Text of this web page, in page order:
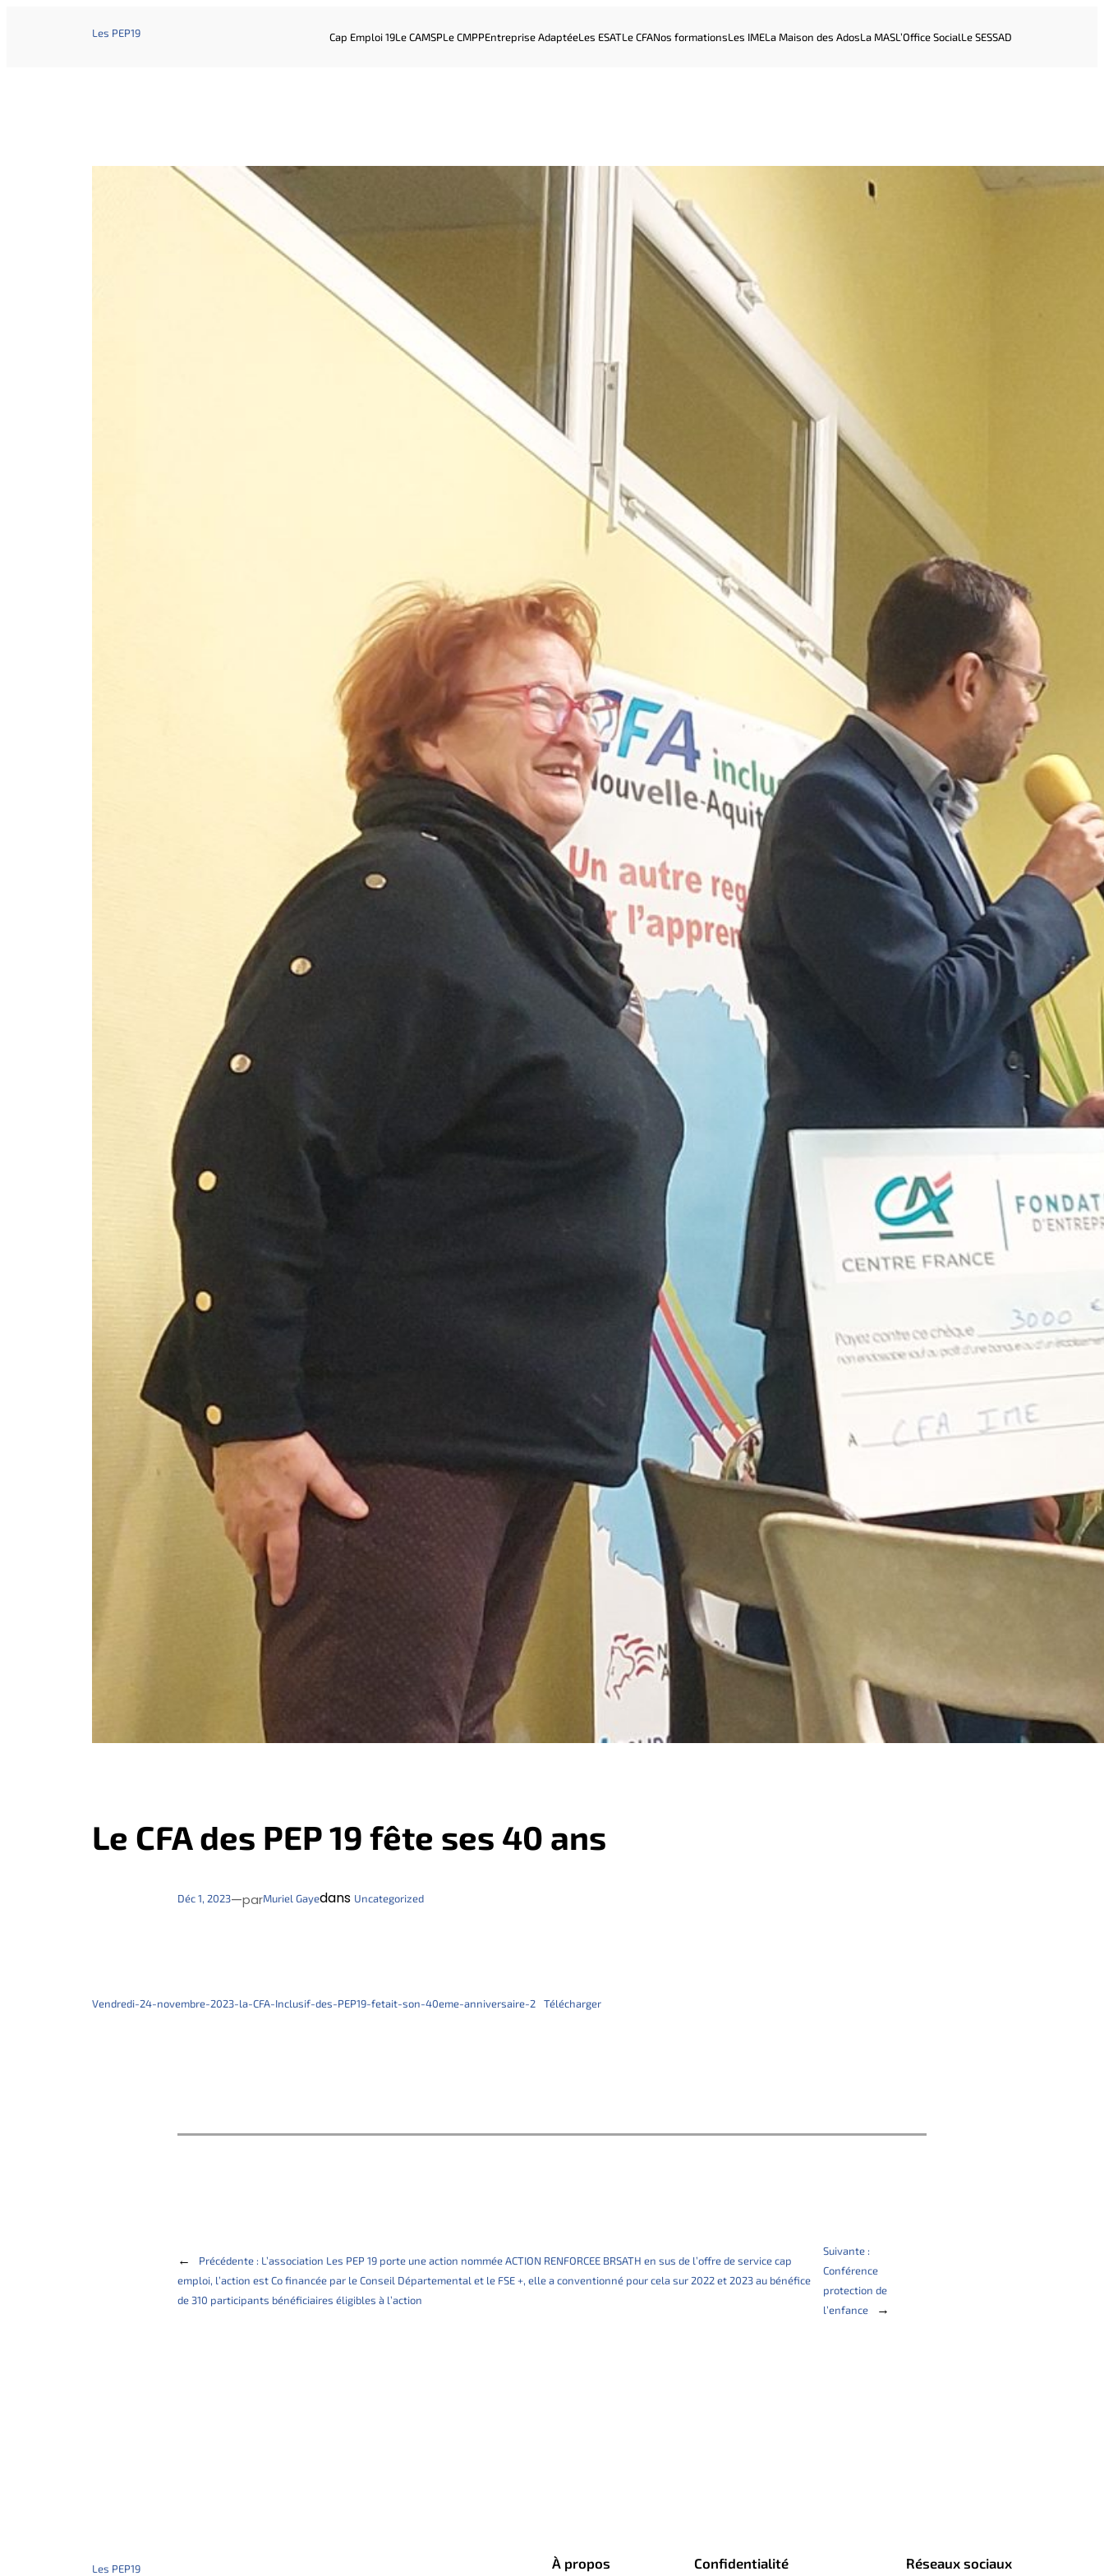
Les PEP19 Cap Emploi 19Le CAMSPLe CMPPEntreprise AdaptéeLes ESATLe CFANos formationsLes IMELa Maison des AdosLa MASL’Office SocialLe SESSAD
Le CFA des PEP 19 fête ses 40 ans
Déc 1, 2023—parMuriel Gayedans Uncategorized
Vendredi-24-novembre-2023-la-CFA-Inclusif-des-PEP19-fetait-son-40eme-anniversaire-2 Télécharger
← Précédente : L’association Les PEP 19 porte une action nommée ACTION RENFORCEE BRSATH en sus de l’offre de service cap
emploi, l’action est Co financée par le Conseil Départemental et le FSE +, elle a conventionné pour cela sur 2022 et 2023 au bénéfice
de 310 participants bénéficiaires éligibles à l’action
Suivante :
Conférence
protection de
l’enfance
→
Les PEP19 À propos Confidentialité Réseaux sociaux